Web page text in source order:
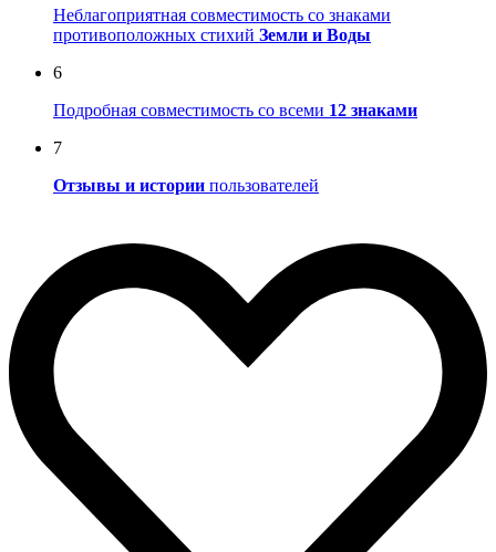
Неблагоприятная совместимость со знаками
противоположных стихий Земли и Воды
6
Подробная совместимость со всеми 12 знаками
7
Отзывы и истории пользователей